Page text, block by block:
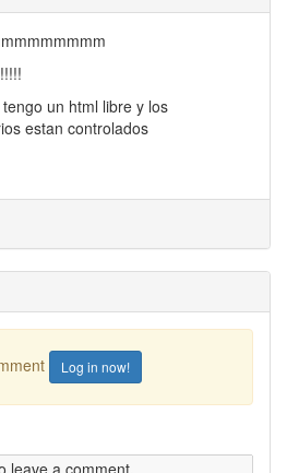
un html libre y los
estan controlados
Log in now!